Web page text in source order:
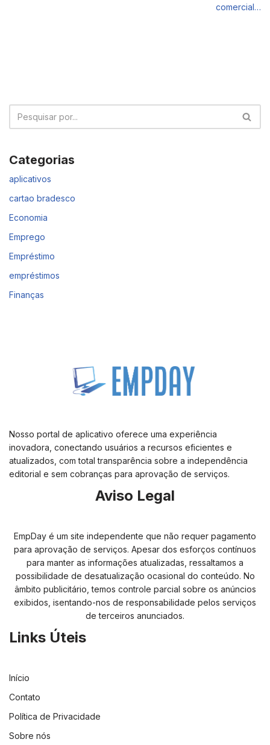
comercial…
Categorias
aplicativos
cartao bradesco
Economia
Emprego
Empréstimo
empréstimos
Finanças
Nosso portal de aplicativo oferece uma experiência
inovadora, conectando usuários a recursos eficientes e
atualizados, com total transparência sobre a independência
editorial e sem cobranças para aprovação de serviços.
Aviso Legal
EmpDay é um site independente que não requer pagamento
para aprovação de serviços. Apesar dos esforços contínuos
para manter as informações atualizadas, ressaltamos a
possibilidade de desatualização ocasional do conteúdo. No
âmbito publicitário, temos controle parcial sobre os anúncios
exibidos, isentando-nos de responsabilidade pelos serviços
de terceiros anunciados.
Links Úteis
Início
Contato
Política de Privacidade
Sobre nós